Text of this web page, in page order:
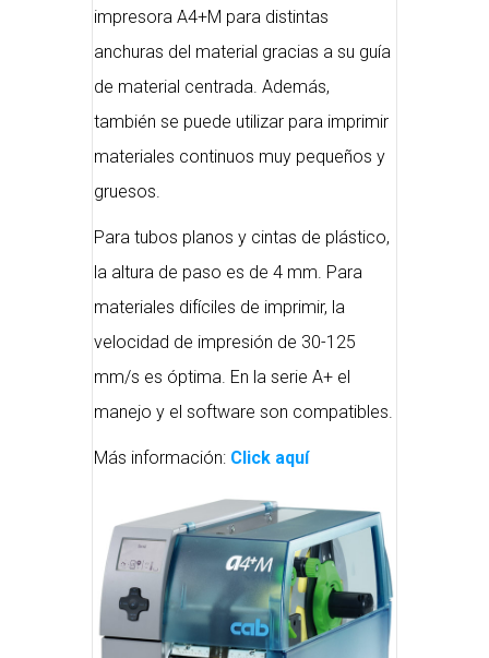
impresora A4+M para distintas
anchuras del material gracias a su guía
de material centrada. Además,
también se puede utilizar para imprimir
materiales continuos muy pequeños y
gruesos.
Para tubos planos y cintas de plástico,
la altura de paso es de 4 mm. Para
materiales difíciles de imprimir, la
velocidad de impresión de 30-125
mm/s es óptima. En la serie A+ el
manejo y el software son compatibles.
Más información: Click aquí